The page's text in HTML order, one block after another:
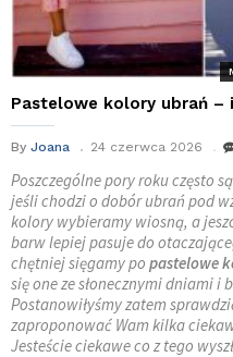
Pastelowe kolory ubrań –
By Joana 24 czerwca 2026
Poszczególne pory roku często
jeśli chodzi o dobór ubrań pod
kolory wybieramy wiosną, a
barw lepiej pasuje do
chętniej sięgamy po pastelowe
się one ze słonecznymi dniami i
Postanowiłyśmy zatem
zaproponować Wam kilka
Jesteście ciekawe co z tego